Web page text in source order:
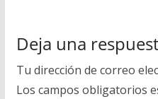
Deja una
Tu dirección de correo
Los campos obligatorios